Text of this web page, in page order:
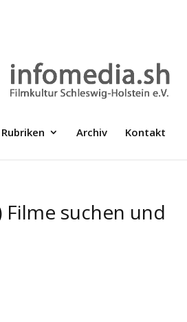
Rubriken Archiv Kontakt
suchen und